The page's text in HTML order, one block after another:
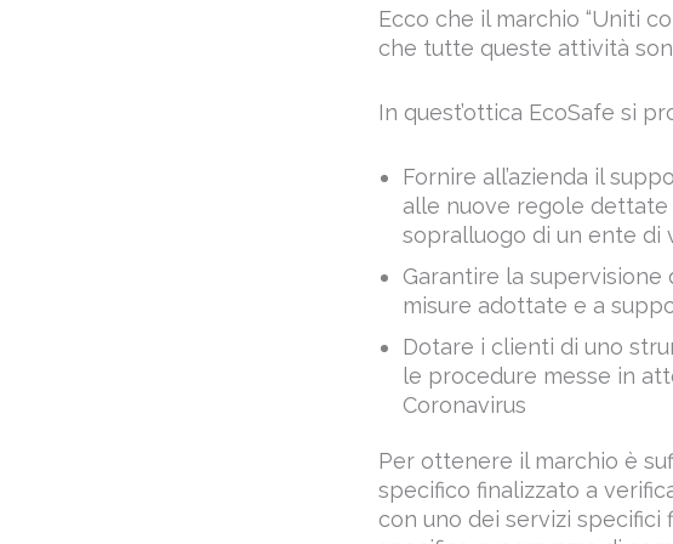
Ecco che il marchio “Uniti
che tutte queste attività
In quest’ottica EcoSafe si
Fornire all’azienda il
alle nuove regole dettate
sopralluogo di un ente di
Garantire la
misure adottate e a
Dotare i clienti di uno
le procedure messe in
Coronavirus
Per ottenere il marchio è
specifico finalizzato a
con uno dei servizi